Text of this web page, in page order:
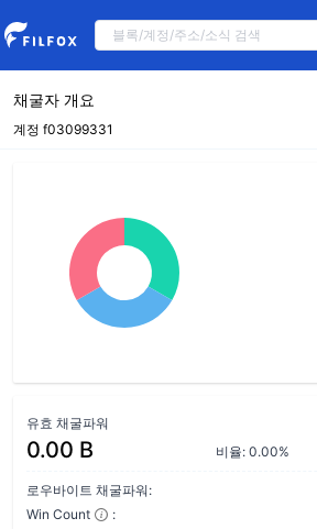
채굴자 개요
계정 f03099331
유효 채굴파워
0.00 B 비율: 0.00%
로우바이트 채굴파워:
Win Count
: